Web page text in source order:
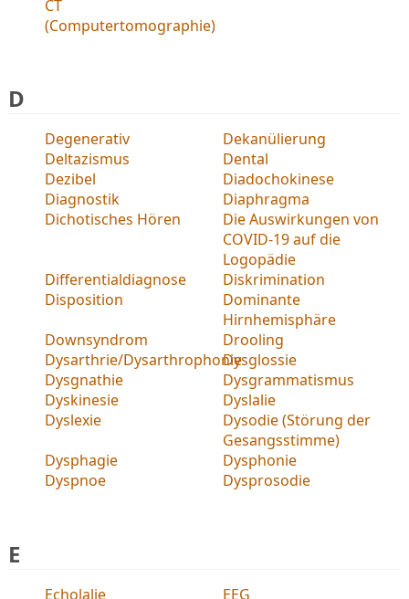
CT
(Computertomographie)
D
Degenerativ
Dekanülierung
Deltazismus
Dental
Dezibel
Diadochokinese
Diagnostik
Diaphragma
Dichotisches Hören
Die Auswirkungen von
COVID-19 auf die
Logopädie
Differentialdiagnose
Diskrimination
Disposition
Dominante
Hirnhemisphäre
Downsyndrom
Drooling
Dysarthrie/DysarthrophonieDysglossie
Dysgnathie
Dysgrammatismus
Dyskinesie
Dyslalie
Dyslexie
Dysodie (Störung der
Gesangsstimme)
Dysphagie
Dysphonie
Dyspnoe
Dysprosodie
E
Echolalie EEG